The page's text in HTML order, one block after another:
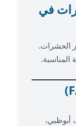
في
الحشرات.
المناسبة.
أبوظبي،